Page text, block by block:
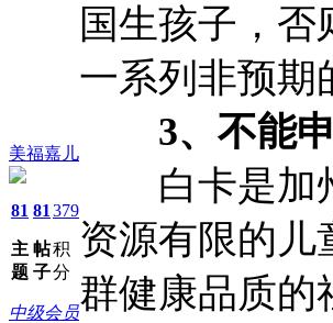
美福嘉儿
81
主
题
81
帖
子
379
积
分
中级会员
国生孩子，
一系列非预期
3、不能申
白卡是加州
资源有限的儿
群健康品质的